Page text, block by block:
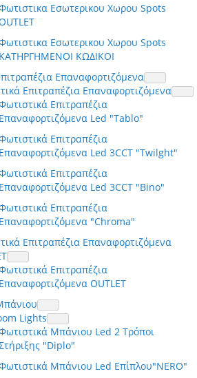
Εσωτερικου Χωρου Spots
Εσωτερικου Χωρου Spots
ΚΑΤΗΡΓΗΜΕΝΟΙ ΚΩΔΙΚΟΙ
Επαναφορτιζόμενα
Επιτραπέζια Επαναφορτιζόμενα
Επιτραπέζια
Επαναφορτιζόμενα Led "Tablo"
Επιτραπέζια
Επαναφορτιζόμενα Led 3CCT "Twilght"
Επιτραπέζια
Επαναφορτιζόμενα Led 3CCT "Bino"
Επιτραπέζια
Επαναφορτιζόμενα "Chroma"
Επιτραπέζια Επαναφορτιζόμενα
Επιτραπέζια
Επαναφορτιζόμενα OUTLET
Lights
Μπάνιου Led 2 Τρόποι
"Diplo"
Μπάνιου Led Επίπλου"NERO"